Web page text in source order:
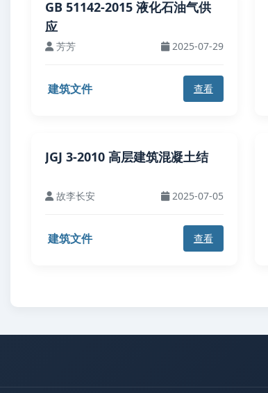
GB 51142-2015 液化石油气供
应
芳芳 2025-07-29
建筑文件 查看
JGJ 3-2010 高层建筑混凝土结
故李长安 2025-07-05
建筑文件 查看